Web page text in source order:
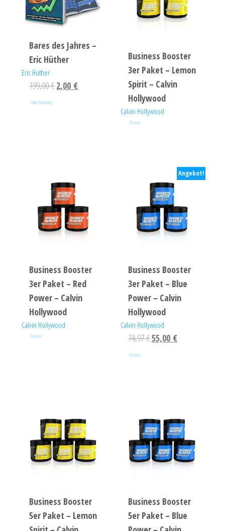
Bares des Jahres –
Eric Hüther
Eric Hüther
199,00€2,00 €
Online Marketing
Business Booster
3er Paket – Lemon
Spirit – Calvin
Hollywood
Calvin Hollywood
Booster
Business Booster
3er Paket – Red
Power – Calvin
Hollywood
Calvin Hollywood
Booster
Angebot!
Business Booster
3er Paket – Blue
Power – Calvin
Hollywood
Calvin Hollywood
74,97€55,00 €
Booster
Business Booster
5er Paket – Lemon
Business Booster
5er Paket – Blue